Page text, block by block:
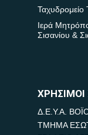
Ταχυδρομείο
Ιερά
Σισανίου &
Δ.Ε.Υ.Α.
ΤΜΗΜΑ